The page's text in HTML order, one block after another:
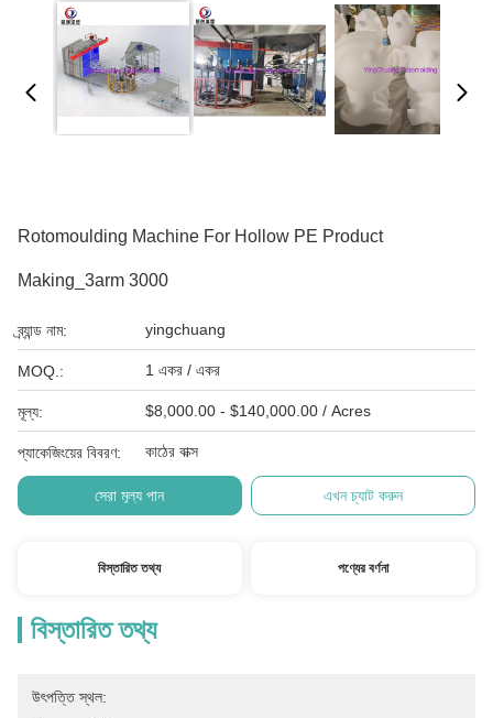
Rotomoulding Machine For Hollow PE Product
Making_3arm 3000
ব্র্যান্ড নাম: yingchuang
MOQ.: 1 একর / একর
মূল্য: $8,000.00 - $140,000.00 / Acres
প্যাকেজিংয়ের বিবরণ: কাঠের বাক্স
সেরা মূল্য পান এখন চ্যাট করুন
বিস্তারিত তথ্য পণ্যের বর্ণনা
বিস্তারিত তথ্য
উৎপত্তি স্থল: